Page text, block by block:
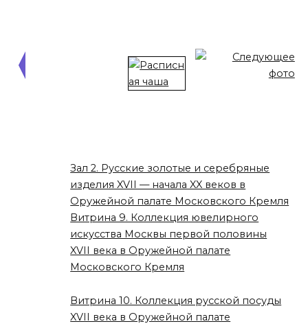
Зал 2. Русские золотые и серебряные
изделия XVII — начала XX веков в
Оружейной палате Московского Кремля
Витрина 9. Коллекция ювелирного
искусства Москвы первой половины
XVII века в Оружейной палате
Московского Кремля
Витрина 10. Коллекция русской посуды
XVII века в Оружейной палате